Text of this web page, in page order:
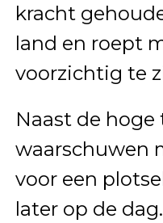
kracht
land en roept
voorzichtig te
Naast de
waarschuwen
voor een
later op de